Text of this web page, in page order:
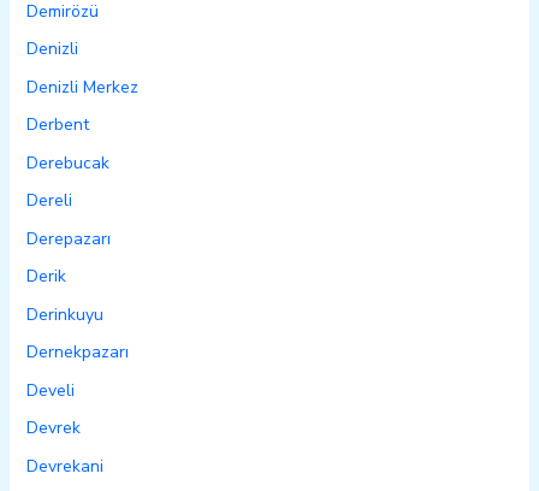
Demirözü
Denizli
Denizli Merkez
Derbent
Derebucak
Dereli
Derepazarı
Derik
Derinkuyu
Dernekpazarı
Develi
Devrek
Devrekani